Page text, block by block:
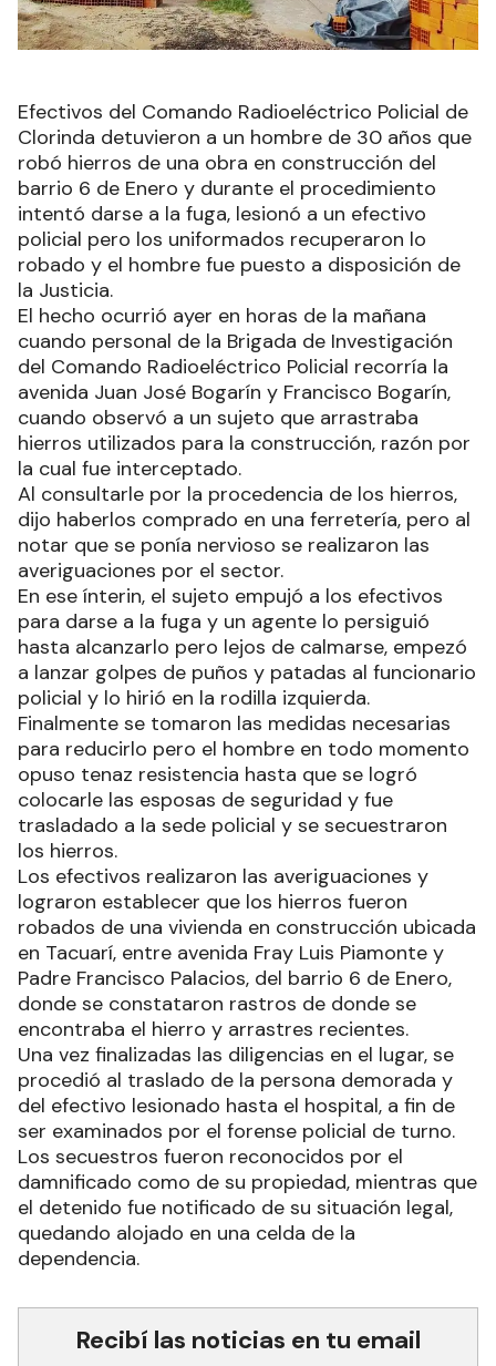
Efectivos del Comando Radioeléctrico Policial de
Clorinda detuvieron a un hombre de 30 años que
robó hierros de una obra en construcción del
barrio 6 de Enero y durante el procedimiento
intentó darse a la fuga, lesionó a un efectivo
policial pero los uniformados recuperaron lo
robado y el hombre fue puesto a disposición de
la Justicia.
El hecho ocurrió ayer en horas de la mañana
cuando personal de la Brigada de Investigación
del Comando Radioeléctrico Policial recorría la
avenida Juan José Bogarín y Francisco Bogarín,
cuando observó a un sujeto que arrastraba
hierros utilizados para la construcción, razón por
la cual fue interceptado.
Al consultarle por la procedencia de los hierros,
dijo haberlos comprado en una ferretería, pero al
notar que se ponía nervioso se realizaron las
averiguaciones por el sector.
En ese ínterin, el sujeto empujó a los efectivos
para darse a la fuga y un agente lo persiguió
hasta alcanzarlo pero lejos de calmarse, empezó
a lanzar golpes de puños y patadas al funcionario
policial y lo hirió en la rodilla izquierda.
Finalmente se tomaron las medidas necesarias
para reducirlo pero el hombre en todo momento
opuso tenaz resistencia hasta que se logró
colocarle las esposas de seguridad y fue
trasladado a la sede policial y se secuestraron
los hierros.
Los efectivos realizaron las averiguaciones y
lograron establecer que los hierros fueron
robados de una vivienda en construcción ubicada
en Tacuarí, entre avenida Fray Luis Piamonte y
Padre Francisco Palacios, del barrio 6 de Enero,
donde se constataron rastros de donde se
encontraba el hierro y arrastres recientes.
Una vez finalizadas las diligencias en el lugar, se
procedió al traslado de la persona demorada y
del efectivo lesionado hasta el hospital, a fin de
ser examinados por el forense policial de turno.
Los secuestros fueron reconocidos por el
damnificado como de su propiedad, mientras que
el detenido fue notificado de su situación legal,
quedando alojado en una celda de la
dependencia.
Recibí las noticias en tu email